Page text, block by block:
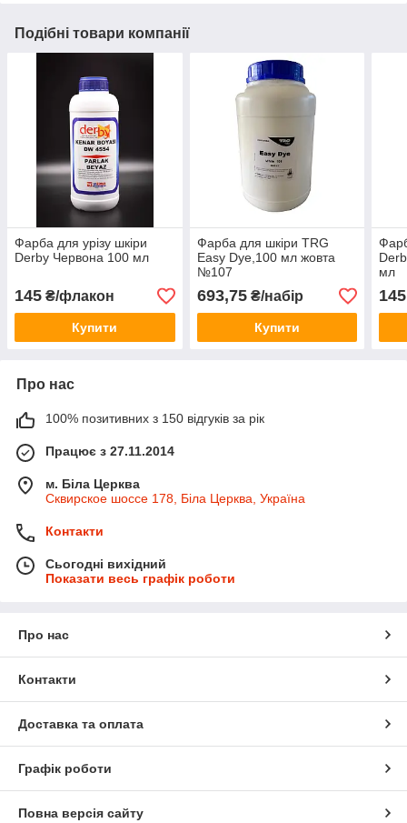
Подібні товари компанії
Фарба для урізу шкіри
Derby Червона 100 мл
145 ₴/флакон
Купити
Фарба для шкіри TRG
Easy Dye,100 мл жовта
№107
693,75₴/набір
Купити
мл
145
Про нас
100% позитивних з 150 відгуків за рік
Працює з 27.11.2014
м. Біла Церква
Сквирское шоссе 178, Біла Церква, Україна
Контакти
Сьогодні вихідний
Показати весь графік роботи
Про нас
Контакти
Доставка та оплата
Графік роботи
Повна версія сайту